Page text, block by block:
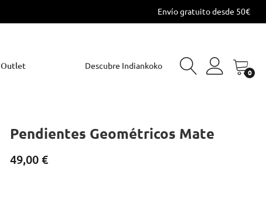
Envío gratuito desde 50€
Outlet
0
Descubre Indiankoko
Pendientes Geométricos Mate
49,00 €